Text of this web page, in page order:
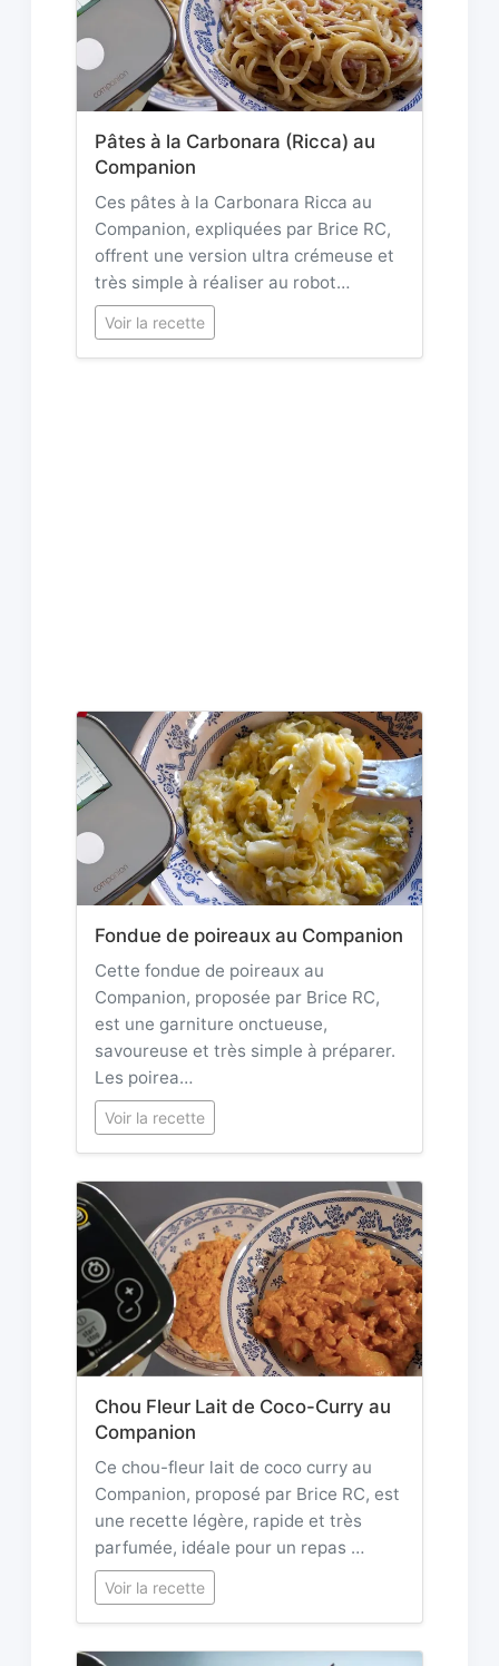
Pâtes à la Carbonara (Ricca) au
Companion
Ces pâtes à la Carbonara Ricca au
Companion, expliquées par Brice RC,
offrent une version ultra crémeuse et
très simple à réaliser au robot…
Voir la recette
Fondue de poireaux au Companion
Cette fondue de poireaux au
Companion, proposée par Brice RC,
est une garniture onctueuse,
savoureuse et très simple à préparer.
Les poirea…
Voir la recette
Chou Fleur Lait de Coco-Curry au
Companion
Ce chou-fleur lait de coco curry au
Companion, proposé par Brice RC, est
une recette légère, rapide et très
parfumée, idéale pour un repas …
Voir la recette